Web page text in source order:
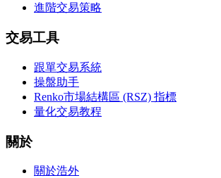
進階交易策略
交易工具
跟單交易系統
操盤助手
Renko市場結構區 (RSZ) 指標
量化交易教程
關於
關於浩外